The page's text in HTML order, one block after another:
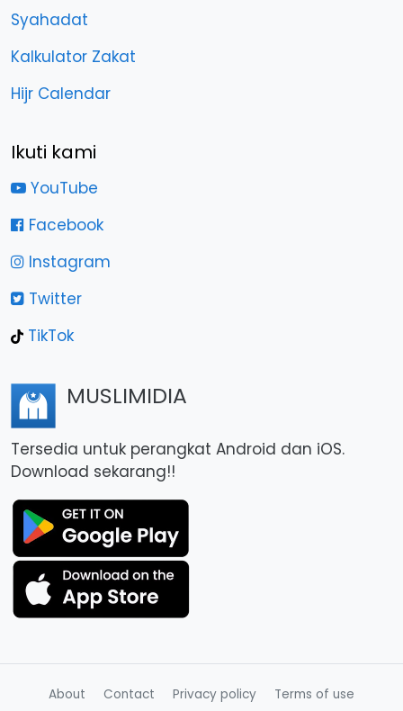
Syahadat
Kalkulator Zakat
Hijr Calendar
Ikuti kami
YouTube
Facebook
Instagram
Twitter
TikTok
MUSLIMIDIA
Tersedia untuk perangkat Android dan iOS.
Download sekarang!!
About Contact Privacy policy Terms of use